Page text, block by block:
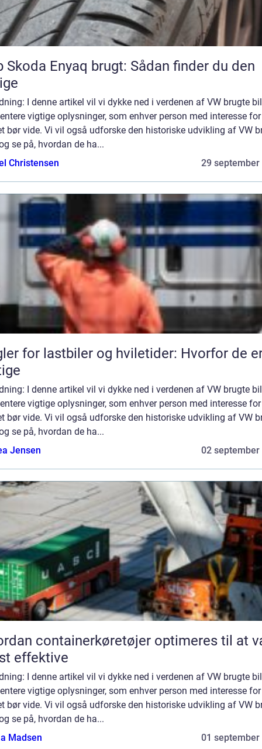
Skoda Enyaq brugt: Sådan finder du den
I denne artikel vil vi dykke ned i verdenen af VW brugte
vigtige oplysninger, som enhver person med interesse for
bør vide. Vi vil også udforske den historiske udvikling af VW
se på, hvordan de ha...
Christensen
29 september
for lastbiler og hviletider: Hvorfor de
I denne artikel vil vi dykke ned i verdenen af VW brugte
vigtige oplysninger, som enhver person med interesse for
bør vide. Vi vil også udforske den historiske udvikling af VW
se på, hvordan de ha...
Jensen
02 september
containerkøretøjer optimeres til at
effektive
I denne artikel vil vi dykke ned i verdenen af VW brugte
vigtige oplysninger, som enhver person med interesse for
bør vide. Vi vil også udforske den historiske udvikling af VW
se på, hvordan de ha...
Madsen
01 september